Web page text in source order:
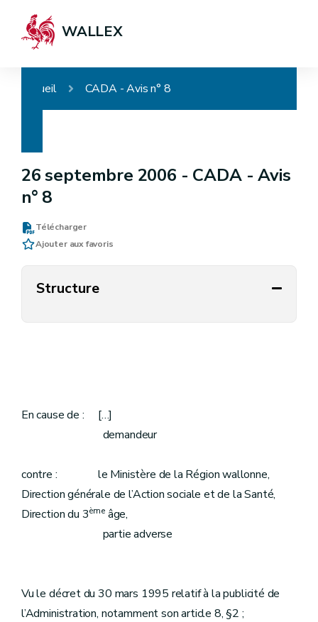
WALLEX
Accueil CADA - Avis n° 8
26 septembre 2006 - CADA - Avis
n° 8
Télécharger
Ajouter aux favoris
Structure
En cause de : […]
demandeur
contre : le Ministère de la Région wallonne,
Direction générale de l’Action sociale et de la Santé,
Direction du 3èmeâge,
partie adverse
Vu le décret du 30 mars 1995 relatif à la publicité de
l’Administration, notamment son article 8, §2 ;